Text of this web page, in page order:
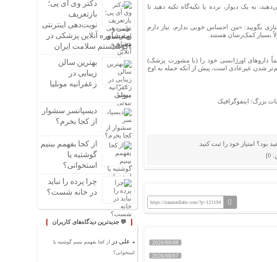
به یک دیوار، نرده یا تکیه‌گاه تکیه دهید تا
بگویید: «من احساس خوبی ندارم، نیاز دارم
بسیار کمک‌رسان هستند.
داروهای اورژانسی خود را (با مشورت پزشک)
شدن غیرعادی است، پیش از آنکه حمله به اوج
امتیاز خود را ثبت کنید.
0
]
https://iranmedlabs.com/?p=121194
2026/08/08
2026/08/07
دکتر وی آی پی؛
بازتعریف
نوبت‌دهی اینترنتی
و مشاوره آنلاین پزشکی در
اکوسیستم سلامت ایران
بهترین سالن
زیبایی در
زعفرانیه مونلیا
بیوتی
دیسپانسر سشوار
از کجا بخرم؟
از کجا بفهمم بینیم
گوشتیه یا
استخوانی؟
چرا پرده را نباید
در خانه شست؟
💬 جدیدترین دیدگاه‌های کاربران
علی در
از کجا بفهمم بینیم گوشتیه یا
استخوانی؟